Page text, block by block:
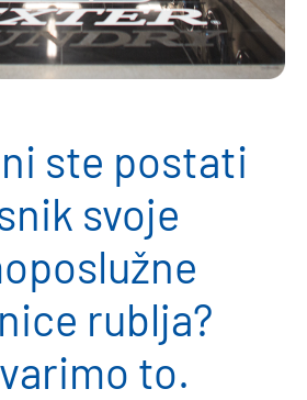
ste postati
svoje
rublja?
to.